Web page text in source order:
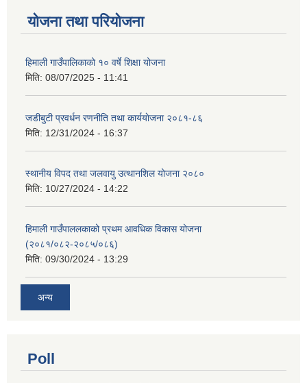
योजना तथा परियोजना
हिमाली गाउँपालिकाको १० वर्षे शिक्षा योजना
मिति: 08/07/2025 - 11:41
जडीबुटी प्रवर्धन रणनीति तथा कार्ययाेजना २०८१-८६
मिति: 12/31/2024 - 16:37
स्थानीय विपद तथा जलवायु उत्थानशिल योजना २०८०
मिति: 10/27/2024 - 14:22
हिमाली गाउँपाललकाको प्रथम आवधिक विकास योजना
(२०८१/०८२-२०८५/०८६)
मिति: 09/30/2024 - 13:29
अन्य
Poll